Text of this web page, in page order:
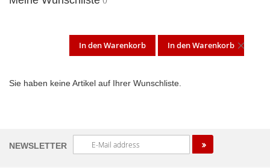
In den Warenkorb In den Warenkorb
Sie haben keine Artikel auf Ihrer Wunschliste.
NEWSLETTER
Melden
Sie